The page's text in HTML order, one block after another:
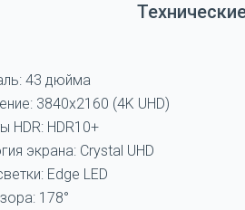
43 дюйма
3840x2160 (4K UHD)
HDR: HDR10+
экрана: Crystal UHD
Edge LED
178°